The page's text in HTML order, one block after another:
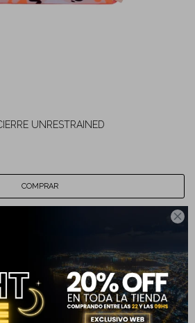

UNRESTRAINED